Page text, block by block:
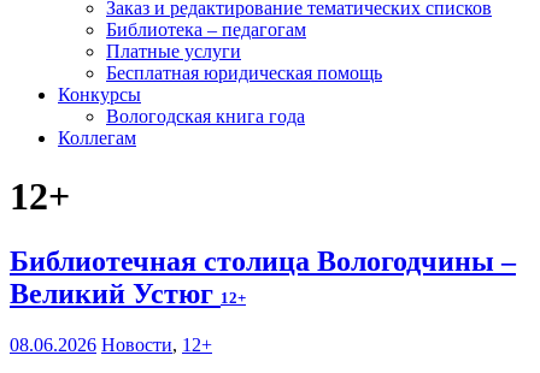
Заказ и редактирование тематических списков
Библиотека – педагогам
Платные услуги
Бесплатная юридическая помощь
Конкурсы
Вологодская книга года
Коллегам
12+
Библиотечная столица Вологодчины –
Великий Устюг 12+
08.06.2026 Новости, 12+